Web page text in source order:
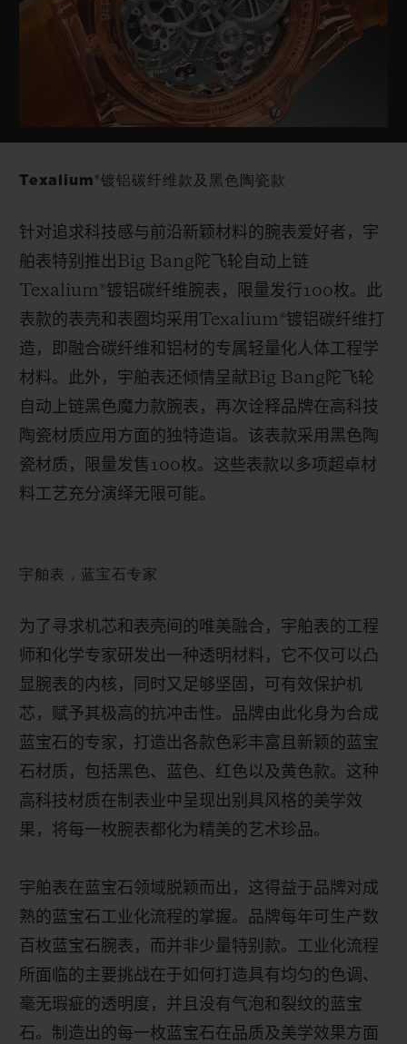
Texalium®镀铝碳纤维款及黑色陶瓷款
针对追求科技感与前沿新颖材料的腕表爱好者，宇
舶表特别推出Big Bang 陀飞轮自动上链
Texalium®镀铝碳纤维腕表，限量发行100枚。此
表款的表壳和表圈均采用 Texalium®镀铝碳纤维打
造，即融合碳纤维和铝材的专属轻量化人体工程学
材料。此外，宇舶表还倾情呈献Big Bang 陀飞轮
自动上链黑色魔力款腕表，再次诠释品牌在高科技
陶瓷材质应用方面的独特造诣。该表款采用黑色陶
瓷材质，限量发售 100枚。这些表款以多项超卓材
料工艺充分演绎无限可能。
宇舶表，蓝宝石专家
为了寻求机芯和表壳间的唯美融合 ， 宇舶表的工程
师和化学专家研发出一种透明材料 ， 它不仅可以凸
显腕表的内核 ， 同时又足够坚固 ，
可有效保护机
芯 ， 赋予其极高的抗冲击性。品牌由此化身为合成
蓝宝石的专家，打造出各款色彩丰富且新颖的蓝宝
石材质，包括黑色、蓝色、红色以及黄色款。这种
高科技材质在制表业中呈现出别具风格的美学效
果，将每一枚腕表都化为精美的艺术珍品。
宇舶表在蓝宝石领域脱颖而出，这得益于品牌对成
熟的蓝宝石工业化流程的掌握。品牌每年可生产数
百枚蓝宝石腕表，而并非少量特别款。工业化流程
所面临的主要挑战在于如何打造具有均匀的色调、
毫无瑕疵的透明度，并且没有气泡和裂纹的蓝宝
石。制造出的每一枚蓝宝石在品质及美学效果方面